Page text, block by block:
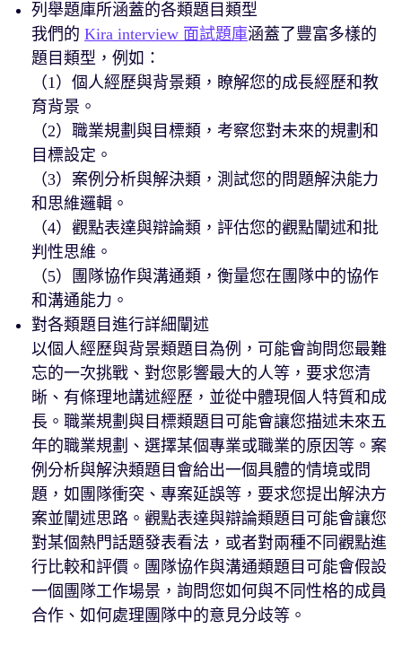
列舉題庫所涵蓋的各類題目類型
我們的 Kira interview 面試題庫涵蓋了豐富多樣的
題目類型，例如：
（1）個人經歷與背景類，瞭解您的成長經歷和教
育背景。
（2）職業規劃與目標類，考察您對未來的規劃和
目標設定。
（3）案例分析與解決類，測試您的問題解決能力
和思維邏輯。
（4）觀點表達與辯論類，評估您的觀點闡述和批
判性思維。
（5）團隊協作與溝通類，衡量您在團隊中的協作
和溝通能力。
對各類題目進行詳細闡述
以個人經歷與背景類題目為例，可能會詢問您最難
忘的一次挑戰、對您影響最大的人等，要求您清
晰、有條理地講述經歷，並從中體現個人特質和成
長。職業規劃與目標類題目可能會讓您描述未來五
年的職業規劃、選擇某個專業或職業的原因等。案
例分析與解決類題目會給出一個具體的情境或問
題，如團隊衝突、專案延誤等，要求您提出解決方
案並闡述思路。觀點表達與辯論類題目可能會讓您
對某個熱門話題發表看法，或者對兩種不同觀點進
行比較和評價。團隊協作與溝通類題目可能會假設
一個團隊工作場景，詢問您如何與不同性格的成員
合作、如何處理團隊中的意見分歧等。